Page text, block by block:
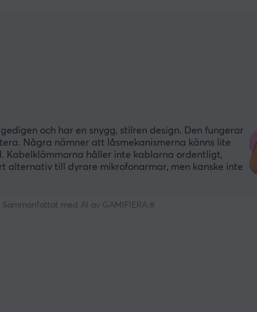
och har en snygg, stilren design. Den fungerar
Några nämner att låsmekanismerna känns lite
Kabelklämmorna håller inte kablarna ordentligt,
alternativ till dyrare mikrofonarmar, men kanske inte
Sammanfattat med AI av GAMIFIERA.®